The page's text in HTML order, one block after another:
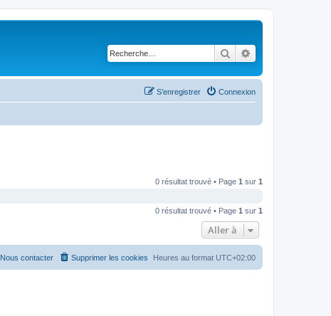
Rechercher
Connexion
S’enregistrer
0 résultat trouvé • Page 1 sur 1
0 résultat trouvé • Page 1 sur 1
Aller à
Heures au format UTC+02:00
Supprimer les cookies
Nous contacter